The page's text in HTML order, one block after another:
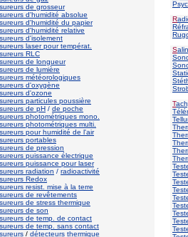
de grosseur
d'humidité absolue
d'humidité du papier
d'humidité relative
d'isolement
laser pour températ.
RLC
de longueur
de lumière
météorologiques
d'oxygène
d'ozone
particules poussière
de pH / de poche
photométriques mono.
photométriques multi.
pour humidité de l'air
portables
de pression
puissance électrique
puissance pour laser
radiation / radioactivité
Redox
resist. mise à la terre
de revêtements
de stress thermique
de son
de temp. de contact
de temp. sans contact
/ détecteurs thermique
R
S
T